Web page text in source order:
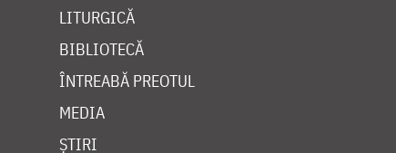
LITURGICĂ
BIBLIOTECĂ
ÎNTREABĂ PREOTUL
MEDIA
ȘTIRI